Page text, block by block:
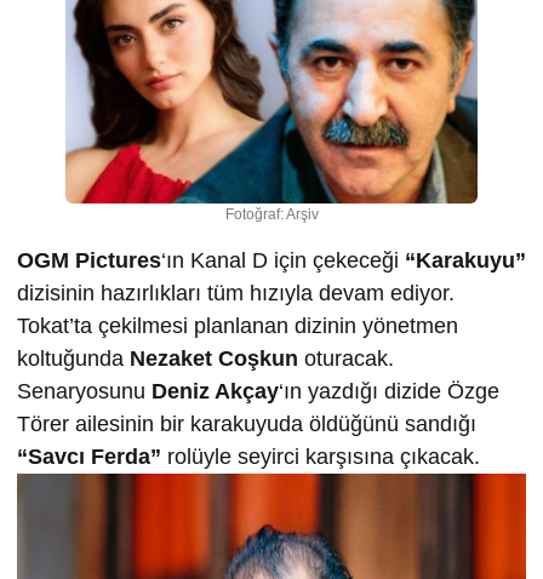
Fotoğraf: Arşiv
OGM Pictures‘ın Kanal D için çekeceği “Karakuyu”
dizisinin hazırlıkları tüm hızıyla devam ediyor.
Tokat’ta çekilmesi planlanan dizinin yönetmen
koltuğunda Nezaket Coşkun oturacak.
Senaryosunu Deniz Akçay‘ın yazdığı dizide Özge
Törer ailesinin bir karakuyuda öldüğünü sandığı
“Savcı Ferda” rolüyle seyirci karşısına çıkacak.